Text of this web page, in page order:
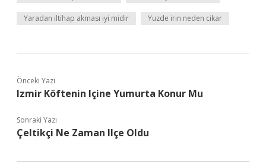
Yaradan iltihap akması iyi midir Yuzde irin neden cikar
Önceki Yazı
Izmir Köftenin Içine Yumurta Konur Mu
Sonraki Yazı
Çeltikçi Ne Zaman Ilçe Oldu